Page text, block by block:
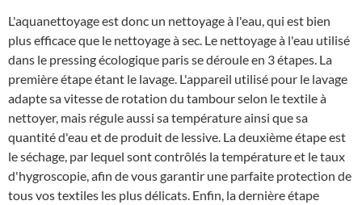
L'aquanettoyage est donc un nettoyage à l'eau, qui est bien
plus efficace que le nettoyage à sec. Le nettoyage à l'eau utilisé
dans le pressing écologique paris se déroule en 3 étapes. La
première étape étant le lavage. L'appareil utilisé pour le lavage
adapte sa vitesse de rotation du tambour selon le textile à
nettoyer, mais régule aussi sa température ainsi que sa
quantité d'eau et de produit de lessive. La deuxième étape est
le séchage, par lequel sont contrôlés la température et le taux
d'hygroscopie, afin de vous garantir une parfaite protection de
tous vos textiles les plus délicats. Enfin, la dernière étape